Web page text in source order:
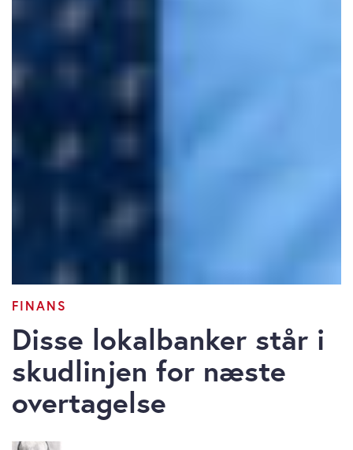
FINANS
Disse lokalbanker står i
skudlinjen for næste
overtagelse